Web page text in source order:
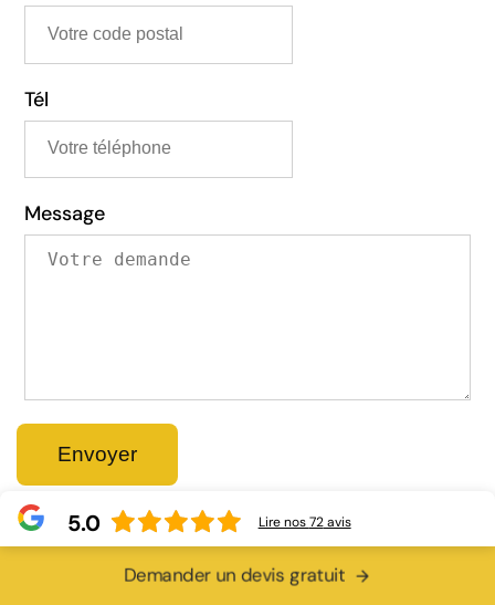
Tél
Message
Demander un devis gratuit
5.0 Lire nos72avis